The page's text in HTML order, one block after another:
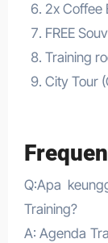
2x Coffee
FREE
Training
City Tour
Q:Apa
Training?
A: Agenda